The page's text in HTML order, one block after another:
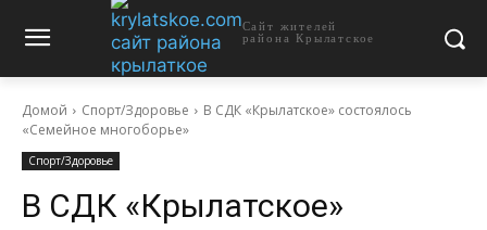
Сайт жителей
района Крылатское
Домой Спорт/Здоровье
В СДК «Крылатское» состоялось
«Семейное многоборье»
Спорт/Здоровье
В СДК «Крылатское»